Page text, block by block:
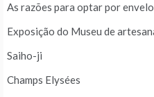
As razões para optar por
Exposição do Museu de
Saiho-ji
Champs Elysées